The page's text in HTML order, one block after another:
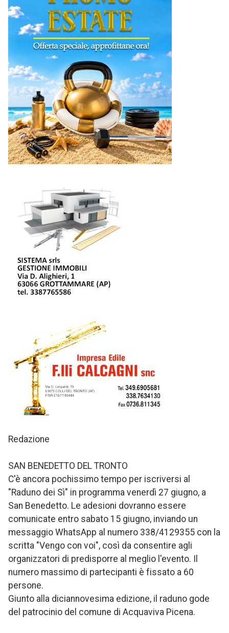
Redazione
SAN BENEDETTO DEL TRONTO
C'è ancora pochissimo tempo per iscriversi al
"Raduno dei Sì" in programma venerdì 27 giugno, a
San Benedetto. Le adesioni dovranno essere
comunicate entro sabato 15 giugno, inviando un
messaggio WhatsApp al numero 338/4129355 con la
scritta "Vengo con voi", così da consentire agli
organizzatori di predisporre al meglio l'evento. Il
numero massimo di partecipanti è fissato a 60
persone.
Giunto alla diciannovesima edizione, il raduno gode
del patrocinio del comune di Acquaviva Picena.